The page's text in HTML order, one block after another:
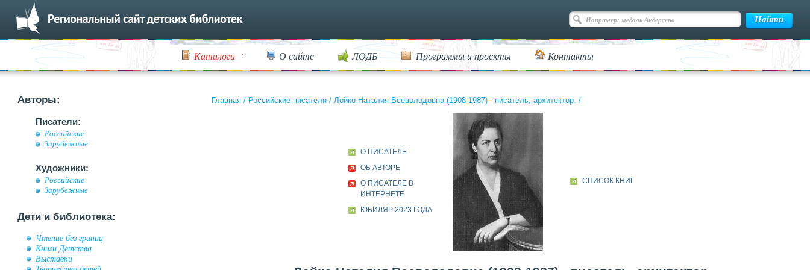
Каталоги О сайте ЛОДБ Программы и проекты Контакты
Авторы:
Писатели:
Российские
Зарубежные
Художники:
Российские
Зарубежные
Дети и библиотека:
Чтение без границ
Книги Детства
Выставки
Главная / Российские писатели / Лойко Наталия Всеволодовна (1908-1987) - писатель, архитектор. /
О ПИСАТЕЛЕ
ОБ АВТОРЕ
О ПИСАТЕЛЕ В
ИНТЕРНЕТЕ
ЮБИЛЯР 2023 ГОДА
СПИСОК КНИГ